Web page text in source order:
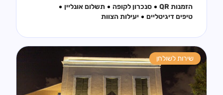
הזמנות QR סנכרון לקופה
תשלום אונליין
טיפים דיגיטליים
יעילות הצוות
שירות לשולחן